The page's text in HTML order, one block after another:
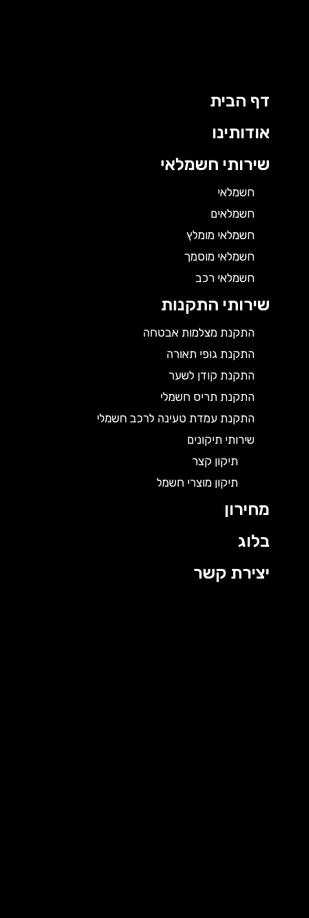
דף הבית
אודותינו
שירותי חשמלאי
חשמלאי
חשמלאים
חשמלאי מומלץ
חשמלאי מוסמך
חשמלאי רכב
שירותי התקנות
התקנת מצלמות אבטחה
התקנת גופי תאורה
התקנת קודן לשער
התקנת תריס חשמלי
התקנת עמדת טעינה לרכב חשמלי
שירותי תיקונים
תיקון קצר
תיקון מוצרי חשמל
מחירון
בלוג
יצירת קשר